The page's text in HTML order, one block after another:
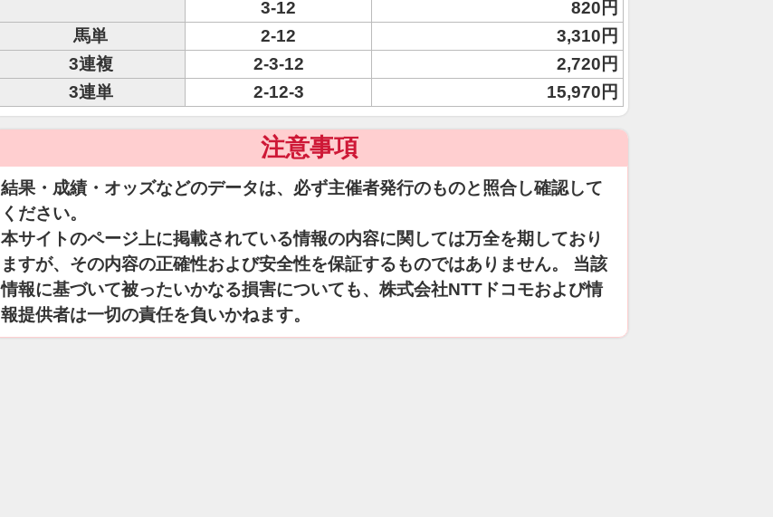
3-12
820円
馬単
2-12
3,310円
3連複
2-3-12
2,720円
3連単
2-12-3 15,970円
注意事項
結果・成績・オッズなどのデータは、必ず主催者発行のものと照合し確認して
ください。
本サイトのページ上に掲載されている情報の内容に関しては万全を期しており
ますが、その内容の正確性および安全性を保証するものではありません。 当該
情報に基づいて被ったいかなる損害についても、株式会社NTTドコモおよび情
報提供者は一切の責任を負いかねます。